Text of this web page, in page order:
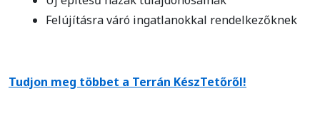
Felújításra váró ingatlanokkal rendelkezőknek
Tudjon meg többet a Terrán KészTetőről!